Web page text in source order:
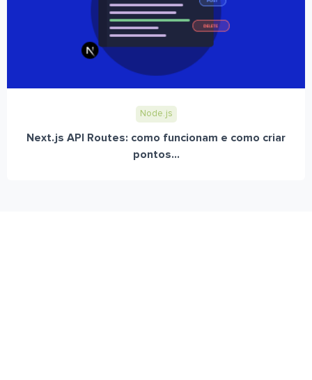
Node.js
Next.js API Routes: como funcionam e como criar
pontos...